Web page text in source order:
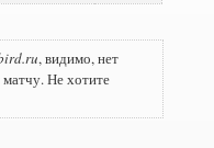
, видимо, нет
Не хотите